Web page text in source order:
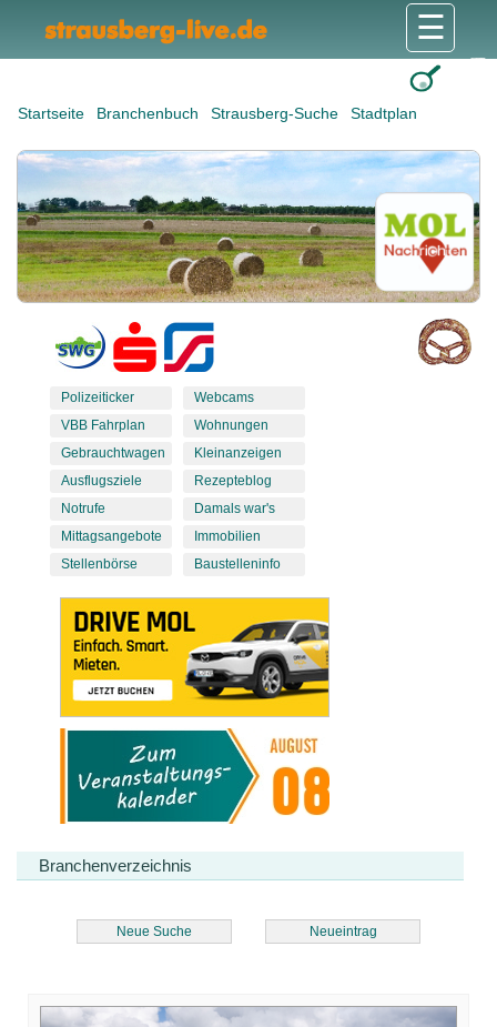
Startseite Branchenbuch Strausberg-Suche Stadtplan
☰
Polizeiticker
VBB Fahrplan
Gebrauchtwagen
Ausflugsziele
Notrufe
Mittagsangebote
Stellenbörse
Webcams
Wohnungen
Kleinanzeigen
Rezepteblog
Damals war's
Immobilien
Baustelleninfo
Branchenverzeichnis
Neue Suche Neueintrag